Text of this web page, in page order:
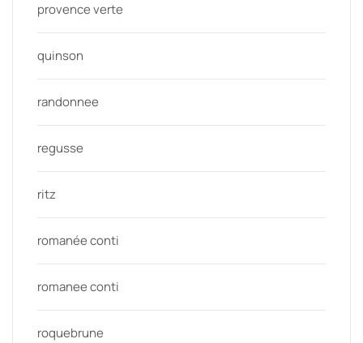
provence verte
quinson
randonnee
regusse
ritz
romanée conti
romanee conti
roquebrune